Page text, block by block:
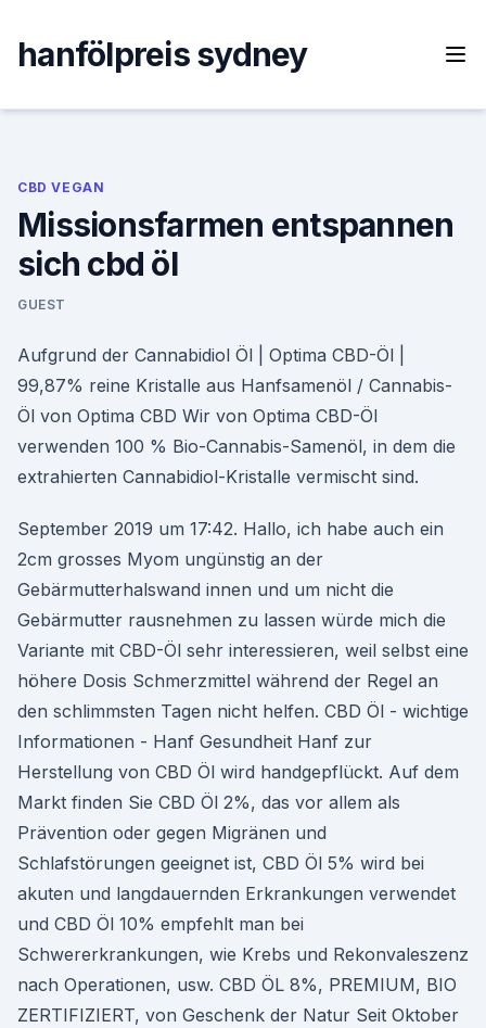
content
hanfölpreis sydney
CBD VEGAN
Missionsfarmen entspannen
sich cbd öl
GUEST
Aufgrund der Cannabidiol Öl | Optima CBD-Öl |
99,87% reine Kristalle aus Hanfsamenöl / Cannabis-
Öl von Optima CBD Wir von Optima CBD-Öl
verwenden 100 % Bio-Cannabis-Samenöl, in dem die
extrahierten Cannabidiol-Kristalle vermischt sind.
September 2019 um 17:42. Hallo, ich habe auch ein
2cm grosses Myom ungünstig an der
Gebärmutterhalswand innen und um nicht die
Gebärmutter rausnehmen zu lassen würde mich die
Variante mit CBD-Öl sehr interessieren, weil selbst eine
höhere Dosis Schmerzmittel während der Regel an
den schlimmsten Tagen nicht helfen. CBD Öl - wichtige
Informationen - Hanf Gesundheit Hanf zur
Herstellung von CBD Öl wird handgepflückt. Auf dem
Markt finden Sie CBD Öl 2%, das vor allem als
Prävention oder gegen Migränen und
Schlafstörungen geeignet ist, CBD Öl 5% wird bei
akuten und langdauernden Erkrankungen verwendet
und CBD Öl 10% empfehlt man bei
Schwererkrankungen, wie Krebs und Rekonvaleszenz
nach Operationen, usw. CBD ÖL 8%, PREMIUM, BIO
ZERTIFIZIERT, von Geschenk der Natur Seit Oktober